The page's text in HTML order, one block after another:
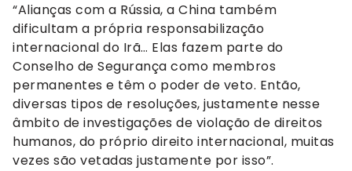
“Alianças com a Rússia, a China também
dificultam a própria responsabilização
internacional do Irã… Elas fazem parte do
Conselho de Segurança como membros
permanentes e têm o poder de veto. Então,
diversas tipos de resoluções, justamente nesse
âmbito de investigações de violação de direitos
humanos, do próprio direito internacional, muitas
vezes são vetadas justamente por isso”.